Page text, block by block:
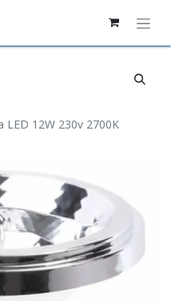
LED 12W 230v 2700K